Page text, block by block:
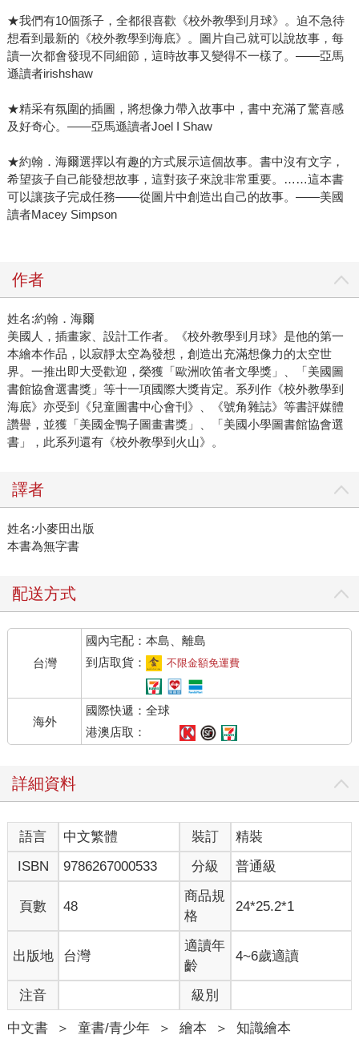
★我們有10個孫子，全都很喜歡《校外教學到月球》。迫不急待
想看到最新的《校外教學到海底》。圖片自己就可以說故事，每
讀一次都會發現不同細節，這時故事又變得不一樣了。——亞馬
遜讀者irishshaw
★精采有氛圍的插圖，將想像力帶入故事中，書中充滿了驚喜感
及好奇心。——亞馬遜讀者Joel I Shaw
★約翰．海爾選擇以有趣的方式展示這個故事。書中沒有文字，
希望孩子自己能發想故事，這對孩子來說非常重要。……這本書
可以讓孩子完成任務——從圖片中創造出自己的故事。——美國
讀者Macey Simpson
作者
姓名:約翰．海爾
美國人，插畫家、設計工作者。《校外教學到月球》是他的第一
本繪本作品，以寂靜太空為發想，創造出充滿想像力的太空世
界。一推出即大受歡迎，榮獲「歐洲吹笛者文學獎」、「美國圖
書館協會選書獎」等十一項國際大獎肯定。系列作《校外教學到
海底》亦受到《兒童圖書中心會刊》、《號角雜誌》等書評媒體
讚譽，並獲「美國金鴨子圖畫書獎」、「美國小學圖書館協會選
書」，此系列還有《校外教學到火山》。
譯者
姓名:小麥田出版
本書為無字書
配送方式
台灣
國內宅配：本島、離島
到店取貨：
不限金額免運費
海外
國際快遞：全球
港澳店取：
詳細資料
語言 中文繁體 裝訂
精裝
ISBN
9786267000533 分級 普通級
頁數 48
商品規
格
24*25.2*1
出版地 台灣
適讀年
齡
4~6歲適讀
注音 級別
中文書 ＞ 童書/青少年 ＞ 繪本 ＞ 知識繪本